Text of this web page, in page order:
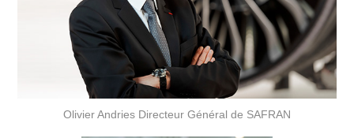
Olivier Andries Directeur Général de SAFRAN